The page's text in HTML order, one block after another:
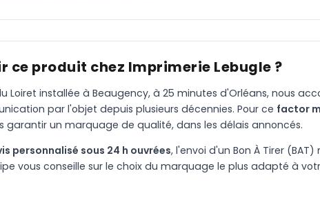
ce produit chez Imprimerie Lebugle ?
Loiret installée à Beaugency, à 25 minutes d'Orléans, nous
par l'objet depuis plusieurs décennies. Pour ce factor
garantir un marquage de qualité, dans les délais annoncés.
personnalisé sous 24 h ouvrées, l'envoi d'un Bon À Tirer
vous conseille sur le choix du marquage le plus adapté à